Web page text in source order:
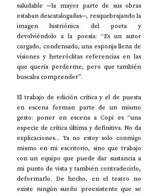
saludable —la mayor parte de sus obras
estaban descatalogadas—, resquebrajando la
imagen histriónica del poeta y
devolviéndolo a la poesía: “Es un autor
cargado, condensado, una esponja llena de
visiones y heteróclitas referencias en las
que quería perderme, pero que también
buscaba comprender”.
El trabajo de edición crítica y el de puesta
en escena forman parte de un mismo
gesto: poner en escena a Copi es “una
especie de crítica última y definitiva. No da
explicaciones... Ya no estoy solo conmigo
mismo en mi escritorio, sino que trabajo
con un equipo que puede dar sustancia a
mi punto de vista y también contradecirlo,
deformarlo. De hecho, en el teatro no
existe ningún sueño preexistente que se